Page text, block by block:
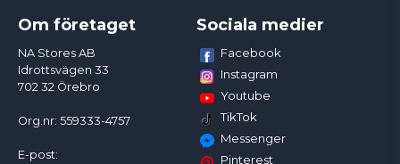
Om företaget
NA Stores AB
Idrottsvägen 33
702 32 Örebro
Org.nr: 559333-4757
E-post:
Sociala medier
Facebook
Instagram
Youtube
TikTok
Messenger
Pinterest